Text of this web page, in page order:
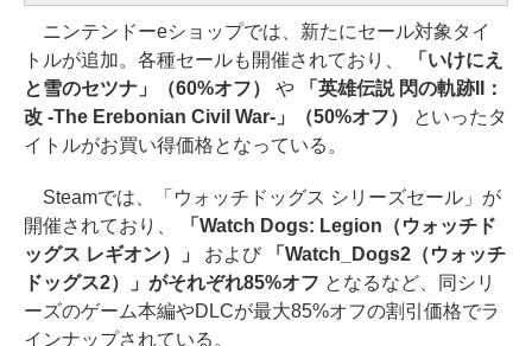
ニンテンドーeショップでは、新たにセール対象タイ
トルが追加。各種セールも開催されており、
「いけにえ
と雪のセツナ」（60%オフ） や
「英雄伝説 閃の軌跡II：
改 -The Erebonian Civil War-」（50%オフ）
といったタ
イトルがお買い得価格となっている。
Steamでは、「ウォッチドッグス シリーズセール」が
開催されており、
「Watch Dogs: Legion（ウォッチド
ッグス レギオン）」 および「Watch_Dogs2（ウォッチ
ドッグス2）」がそれぞれ85%オフ となるなど、同シリ
ーズのゲーム本編やDLCが最大85%オフの割引価格でラ
インナップされている。